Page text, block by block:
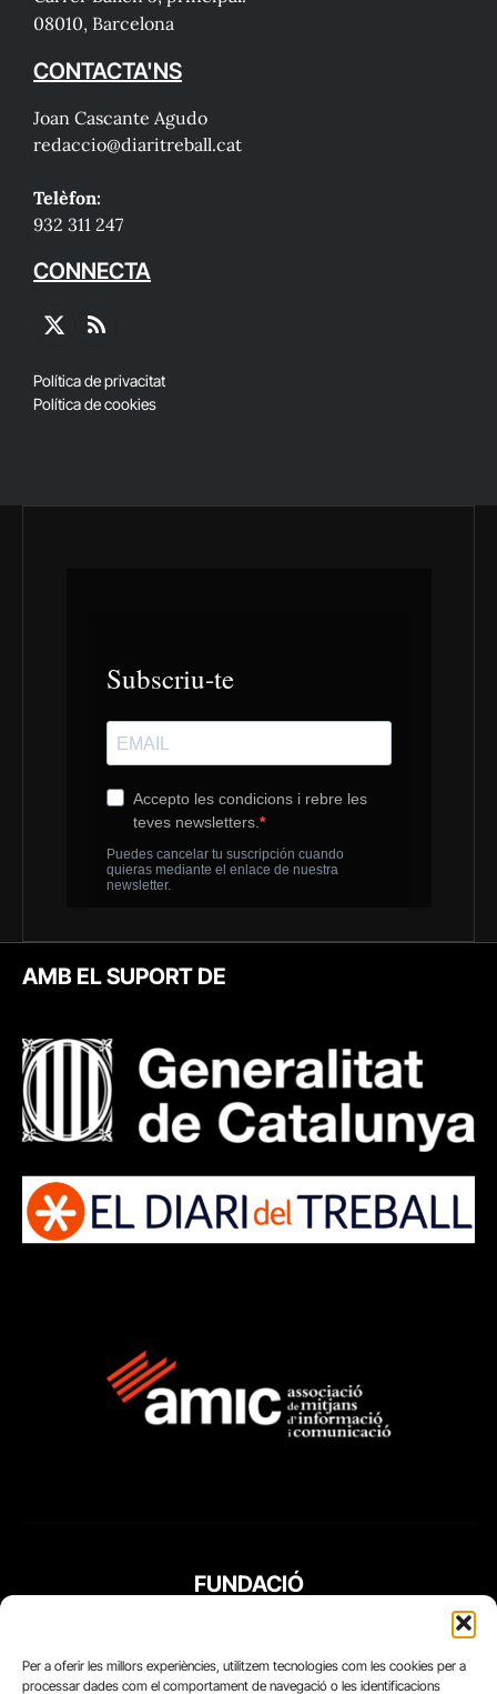
Per a oferir les millors experiències, utilitzem tecnologies com les cookies per a
processar dades com el comportament de navegació o les identificacions
08010, Barcelona
CONTACTA'NS
Joan Cascante Agudo
redaccio@diaritreball.cat
Telèfon:
932 311 247
CONNECTA
X
RSS
Política de privacitat
Política de cookies
AMB EL SUPORT DE
FUNDACIÓ